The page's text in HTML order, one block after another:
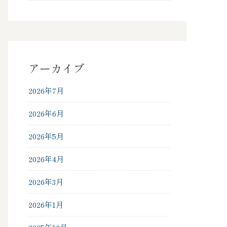
アーカイブ
2026年7月
2026年6月
2026年5月
2026年4月
2026年3月
2026年1月